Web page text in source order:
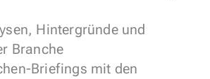
Hintergründe und
Branche
Briefings mit den